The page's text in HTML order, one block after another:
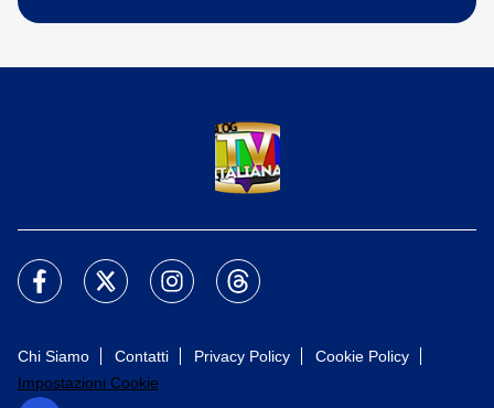
Chi Siamo Contatti Privacy Policy
Cookie Policy
Impostazioni Cookie